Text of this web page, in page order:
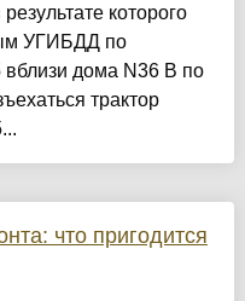
которого
УГИБДД по
вблизи дома N36 В по
трактор
что пригодится